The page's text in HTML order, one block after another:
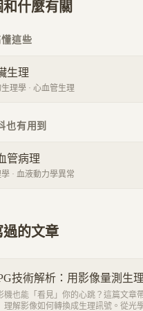
什麼有關
懂這些
生理
理學 · 心血管生理
也有用到
管病理
· 血液動力學異常
過的文章
技術解析：用影像量測生
機也能「看見」你的心跳？這篇文章
理解影像如何轉換成生理訊號。從光